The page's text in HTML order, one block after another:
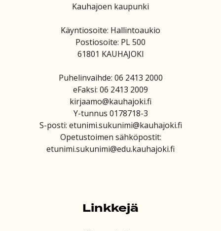
Kauhajoen kaupunki
Käyntiosoite: Hallintoaukio
Postiosoite: PL 500
61801 KAUHAJOKI
Puhelinvaihde: 06 2413 2000
eFaksi: 06 2413 2009
kirjaamo@kauhajoki.fi
Y-tunnus 0178718-3
S-posti: etunimi.sukunimi@kauhajoki.fi
Opetustoimen sähköpostit:
etunimi.sukunimi@edu.kauhajoki.fi
Linkkejä